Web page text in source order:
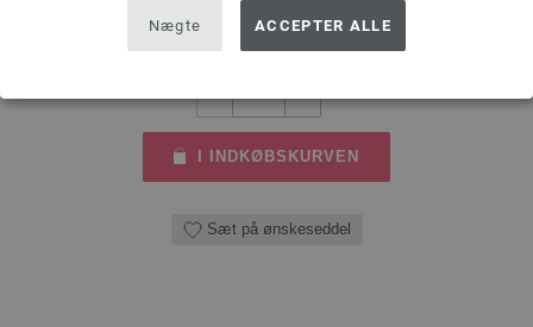
Nægte ACCEPTER ALLE
eks. moms, med tillæg afforsendelsesomkostninger
MÆNGDE
I INDKØBSKURVEN
Sæt på ønskeseddel